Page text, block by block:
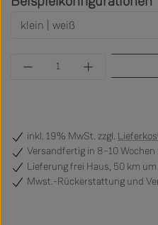
Produkt Anzahl: Gib
inkl. 19% MwSt. zzgl.
Versandfertig in 8–10 Wochen
Lieferung frei Haus, 50 km
Mwst.-Rückerstattung und